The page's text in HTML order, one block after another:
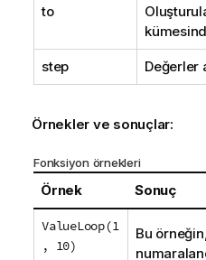
to
step Değerler
Örnekler ve sonuçlar:
Fonksiyon örnekleri
Örnek Sonuç
ValueLoop(1
, 10)
Bu